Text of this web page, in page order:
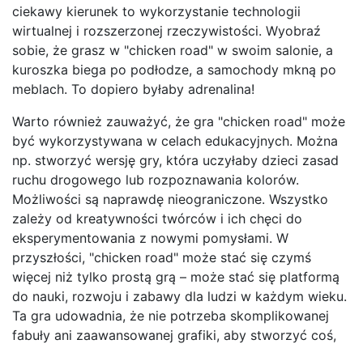
ciekawy kierunek to wykorzystanie technologii
wirtualnej i rozszerzonej rzeczywistości. Wyobraź
sobie, że grasz w "chicken road" w swoim salonie, a
kuroszka biega po podłodze, a samochody mkną po
meblach. To dopiero byłaby adrenalina!
Warto również zauważyć, że gra "chicken road" może
być wykorzystywana w celach edukacyjnych. Można
np. stworzyć wersję gry, która uczyłaby dzieci zasad
ruchu drogowego lub rozpoznawania kolorów.
Możliwości są naprawdę nieograniczone. Wszystko
zależy od kreatywności twórców i ich chęci do
eksperymentowania z nowymi pomysłami. W
przyszłości, "chicken road" może stać się czymś
więcej niż tylko prostą grą – może stać się platformą
do nauki, rozwoju i zabawy dla ludzi w każdym wieku.
Ta gra udowadnia, że nie potrzeba skomplikowanej
fabuły ani zaawansowanej grafiki, aby stworzyć coś,